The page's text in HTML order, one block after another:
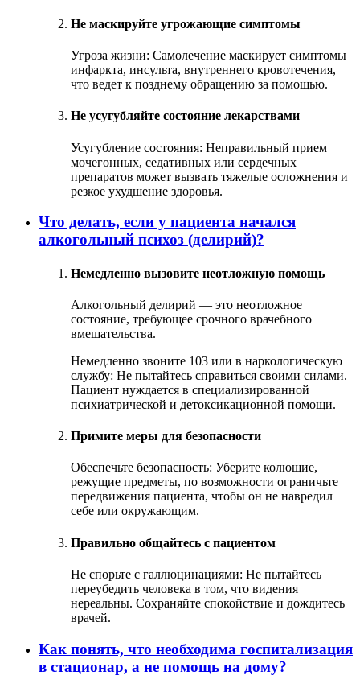
Не маскируйте угрожающие симптомы
Угроза жизни: Самолечение маскирует симптомы
инфаркта, инсульта, внутреннего кровотечения,
что ведет к позднему обращению за помощью.
Не усугубляйте состояние лекарствами
Усугубление состояния: Неправильный прием
мочегонных, седативных или сердечных
препаратов может вызвать тяжелые осложнения и
резкое ухудшение здоровья.
Что делать, если у пациента начался
алкогольный психоз (делирий)?
Немедленно вызовите неотложную помощь
Алкогольный делирий — это неотложное
состояние, требующее срочного врачебного
вмешательства.
Немедленно звоните 103 или в наркологическую
службу: Не пытайтесь справиться своими силами.
Пациент нуждается в специализированной
психиатрической и детоксикационной помощи.
Примите меры для безопасности
Обеспечьте безопасность: Уберите колющие,
режущие предметы, по возможности ограничьте
передвижения пациента, чтобы он не навредил
себе или окружающим.
Правильно общайтесь с пациентом
Не спорьте с галлюцинациями: Не пытайтесь
переубедить человека в том, что видения
нереальны. Сохраняйте спокойствие и дождитесь
врачей.
Как понять, что необходима госпитализация
в стационар, а не помощь на дому?